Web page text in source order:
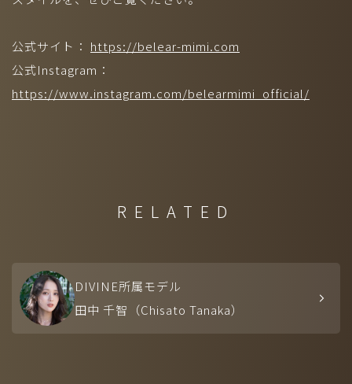
公式サイト： https://belear-mimi.com
公式Instagram：
https://www.instagram.com/belearmimi_official/
RELATED
DIVINE所属モデル
田中 千智（Chisato Tanaka）